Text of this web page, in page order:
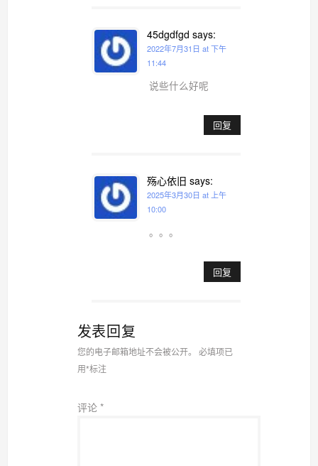
45dgdfgd says:
2022年7月31日 at 下午
11:44
说些什么好呢
回复
殇心依旧 says:
2025年3月30日 at 上午
10:00
。。。
回复
发表回复
您的电子邮箱地址不会被公开。
必填项已
用*标注
评论 *